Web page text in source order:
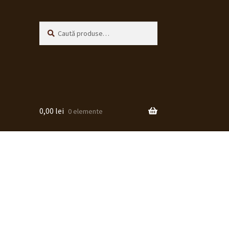
după:
0,00 lei 0 elemente